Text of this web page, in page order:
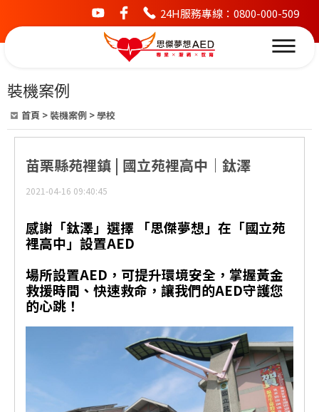
youtubefacebook24H服務專線：0800-000-509
裝機案例
首頁 > 裝機案例 >學校
苗栗縣苑裡鎮 | 國立苑裡高中｜鈦澤
2021-04-16 09:40:45
感謝「鈦澤」選擇 「思傑夢想」在「國立苑
裡高中」設置AED
場所設置AED，可提升環境安全，掌握黃金
救援時間、快速救命，讓我們的AED守護您
的心跳！